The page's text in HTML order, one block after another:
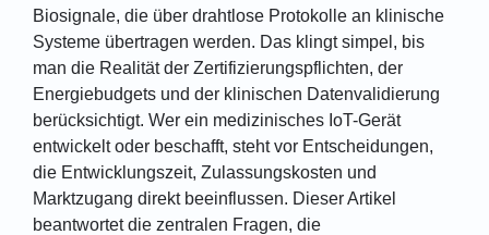
Biosignale, die über drahtlose Protokolle an klinische
Systeme übertragen werden. Das klingt simpel, bis
man die Realität der Zertifizierungspflichten, der
Energiebudgets und der klinischen Datenvalidierung
berücksichtigt. Wer ein medizinisches IoT-Gerät
entwickelt oder beschafft, steht vor Entscheidungen,
die Entwicklungszeit, Zulassungskosten und
Marktzugang direkt beeinflussen. Dieser Artikel
beantwortet die zentralen Fragen, die